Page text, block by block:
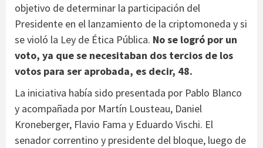
objetivo de determinar la participación del
Presidente en el lanzamiento de la criptomoneda y si
se violó la Ley de Ética Pública. No se logró por un
voto, ya que se necesitaban dos tercios de los
votos para ser aprobada, es decir, 48.
La iniciativa había sido presentada por Pablo Blanco
y acompañada por Martín Lousteau, Daniel
Kroneberger, Flavio Fama y Eduardo Vischi. El
senador correntino y presidente del bloque, luego de